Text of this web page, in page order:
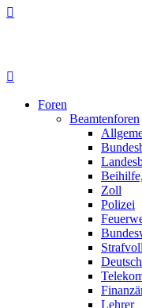
Foren
Beamtenforen
Zoll
Polizei
Lehrer